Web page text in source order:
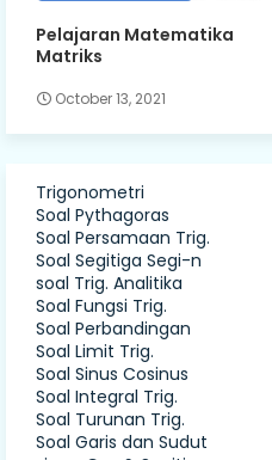
Pelajaran Matematika
Matriks
October 13, 2021
Trigonometri
Soal Pythagoras
Soal Persamaan Trig.
Soal Segitiga Segi-n
soal Trig. Analitika
Soal Fungsi Trig.
Soal Perbandingan
Soal Limit Trig.
Soal Sinus Cosinus
Soal Integral Trig.
Soal Turunan Trig.
Soal Garis dan Sudut